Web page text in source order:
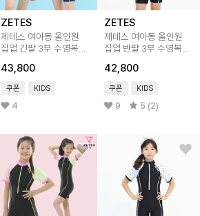
ZETES
제테스 여아동 올인원
집업 긴팔 3부 수영복
43,800
쿠폰 KIDS
4
ZETES
제테스 여아동 올인원
집업 반팔 3부 수영복
G_2i461
42,800
쿠폰 KIDS
9 5 (2)